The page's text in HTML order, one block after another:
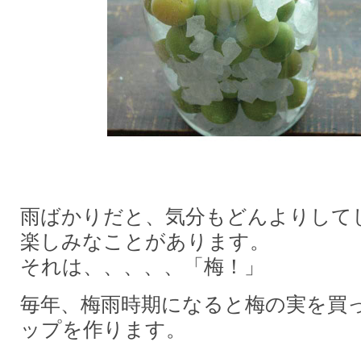
雨ばかりだと、気分もどんよりして
楽しみなことがあります。
それは、、、、、「梅！」
毎年、梅雨時期になると梅の実を買
ップを作ります。